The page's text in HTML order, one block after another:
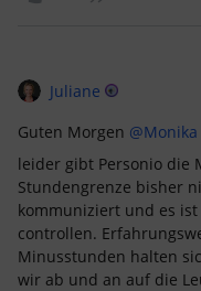
Juliane
Guten Morgen
leider gibt Personio die
Stundengrenze bisher
kommuniziert und es ist
controllen.
Minusstunden halten
wir ab und an auf die